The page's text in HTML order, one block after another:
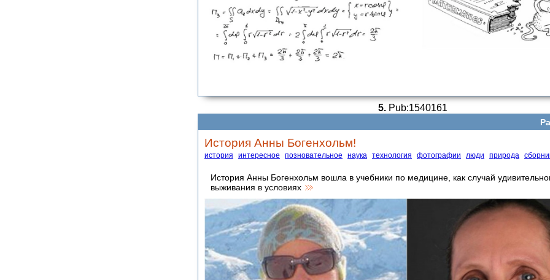
5.Pub:1540161
История Анны Богенхольм!
история интересное позновательное наука технология фотографии люди природа
История Анны Богенхольм вошла в учебники по медицине, как случай
выживания в условиях